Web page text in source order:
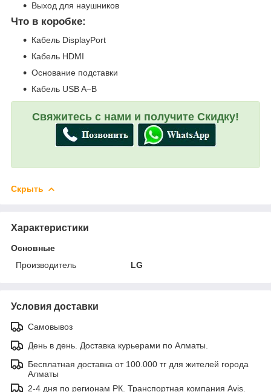
Выход для наушников
Что в коробке:
Кабель DisplayPort
Кабель HDMI
Основание подставки
Кабель USB A–B
Свяжитесь с нами и получите Скидку!
Скрыть
Характеристики
Основные
Производитель
LG
Условия доставки
Самовывоз
День в день. Доставка курьерами по Алматы.
Бесплатная доставка от 100.000 тг для жителей города
Алматы
2-4 дня по регионам РК. Транспортная компания Avis.